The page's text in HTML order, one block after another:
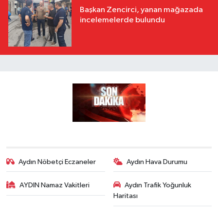
Başkan Zencirci, yanan mağazada
incelemelerde bulundu
Aydın Nöbetçi Eczaneler Aydın Hava Durumu
AYDIN Namaz Vakitleri
Aydın Trafik Yoğunluk
Haritası